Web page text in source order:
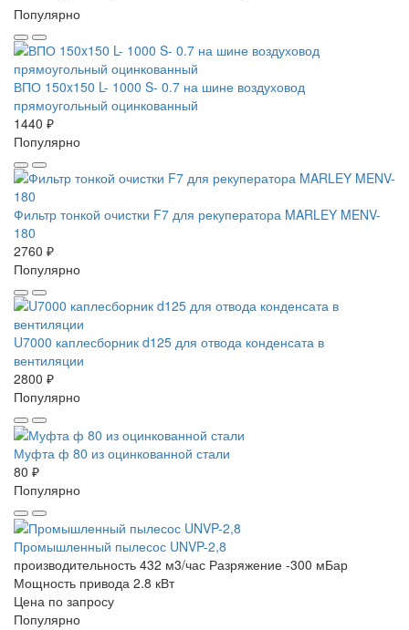
Популярно
ВПО 150x150 L- 1000 S- 0.7 на шине воздуховод
прямоугольный оцинкованный
1440 ₽
Популярно
Фильтр тонкой очистки F7 для рекуператора MARLEY MENV-
180
2760 ₽
Популярно
U7000 каплесборник d125 для отвода конденсата в
вентиляции
2800 ₽
Популярно
Муфта ф 80 из оцинкованной стали
80 ₽
Популярно
Промышленный пылесос UNVP-2,8
производительность 432 м3/час Разряжение -300 мБар
Мощность привода 2.8 кВт
Цена по запросу
Популярно